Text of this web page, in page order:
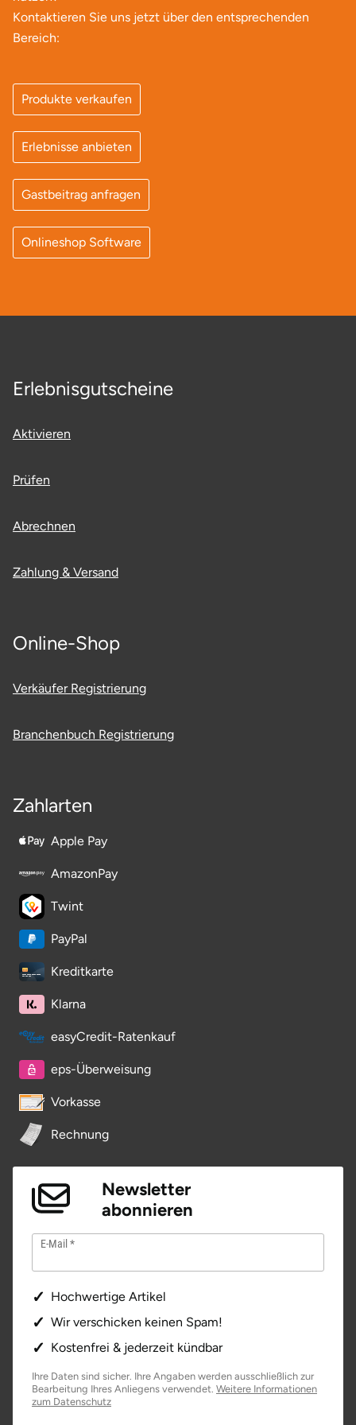
Kontaktieren Sie uns jetzt über den entsprechenden
Bereich:
Produkte verkaufen
Erlebnisse anbieten
Gastbeitrag anfragen
Onlineshop Software
Erlebnisgutscheine
Aktivieren
Prüfen
Abrechnen
Zahlung & Versand
Online-Shop
Verkäufer Registrierung
Branchenbuch Registrierung
Zahlarten
Apple Pay
AmazonPay
Twint
PayPal
Kreditkarte
Klarna
easyCredit-Ratenkauf
eps-Überweisung
Vorkasse
Rechnung
Newsletter
abonnieren
E-Mail
Hochwertige Artikel
Wir verschicken keinen Spam!
Kostenfrei & jederzeit kündbar
Ihre Daten sind sicher. Ihre Angaben werden ausschließlich zur
Bearbeitung Ihres Anliegens verwendet. Weitere Informationen
zum Datenschutz
Mettingen
Moers
Märkisch-Oderland
München
Nagold
Nürnberg
Oberhavel
Odenwald
Oldenburg
Osnabrück
Ostholstein
Oy-Mittelberg
Passau
Pinneberg
Pirna
Plön
Potsdam
Prignitz
Regensburg
Rendsburg Eckernförde
Rheine
Rodgau
Rostock
Rügen